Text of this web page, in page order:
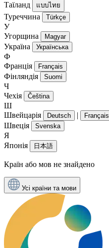
Таїланд แบบไทย
Туреччина Türkçe
У
Угорщина
Magyar
Україна Українська
Ф
Франція
Français
Фінляндія Suomi
Ч
Чехія
Čeština
Ш
Швейцарія
Deutsch | Français
Швеція Svenska
Я
Японія
日本語
Країн або мов не знайдено
Усі країни та мови